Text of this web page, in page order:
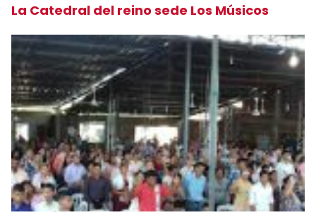
La Catedral del reino sede Los Músicos